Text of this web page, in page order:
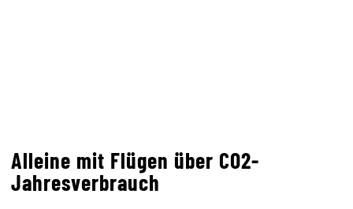
Alleine mit Flügen über CO2-
Jahresverbrauch